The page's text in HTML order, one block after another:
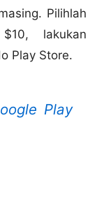
Pilihlah
lakukan
Play Store.
Play